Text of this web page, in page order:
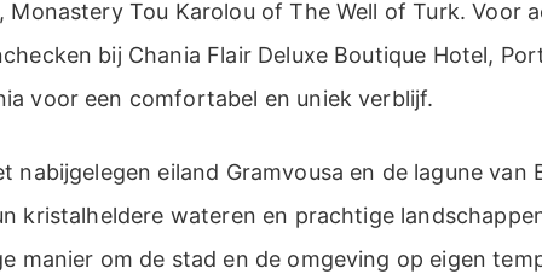
Monastery Tou Karolou of The Well of Turk. Voor
bij Chania Flair Deluxe Boutique Hotel,
voor een comfortabel en uniek verblijf.
nabijgelegen eiland Gramvousa en de lagune van
kristalheldere wateren en prachtige
manier om de stad en de omgeving op eigen